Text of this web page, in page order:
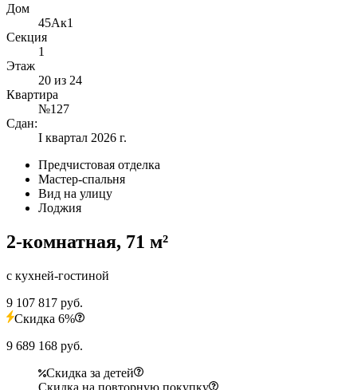
Дом
45Ак1
Секция
1
Этаж
20 из 24
Квартира
№127
Сдан:
I квартал 2026 г.
Предчистовая отделка
Мастер-спальня
Вид на улицу
Лоджия
2-комнатная, 71 м²
с кухней-гостиной
9 107 817 руб.
Скидка 6%
9 689 168 руб.
Скидка за детей
Скидка на повторную покупку